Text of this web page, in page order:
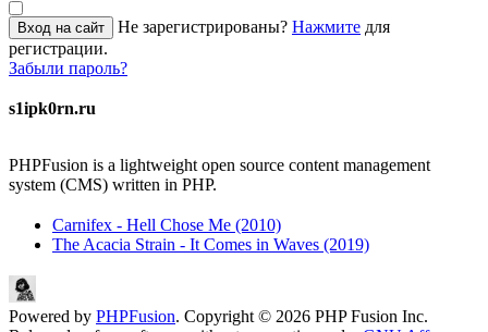
Вход на сайт Не зарегистрированы? Нажмите для
регистрации.
Забыли пароль?
s1ipk0rn.ru
PHPFusion is a lightweight open source content management
system (CMS) written in PHP.
Carnifex - Hell Chose Me (2010)
The Acacia Strain - It Comes in Waves (2019)
Powered by PHPFusion. Copyright © 2026 PHP Fusion Inc.